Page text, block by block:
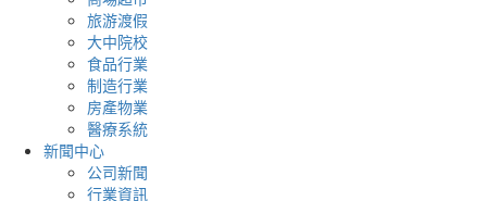
旅游渡假
大中院校
食品行業
制造行業
房產物業
醫療系統
新聞中心
公司新聞
行業資訊